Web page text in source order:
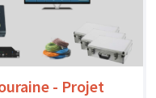
- Projet